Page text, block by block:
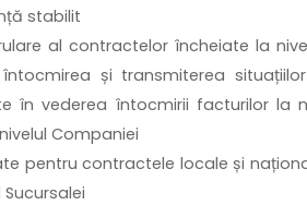
stabilit
al contractelor încheiate la
și transmiterea
în vederea întocmirii facturilor la
Companiei
pentru contractele locale și